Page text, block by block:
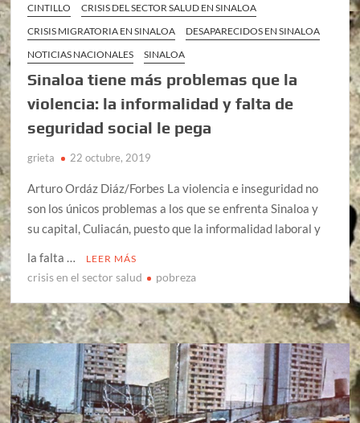
CINTILLO
CRISIS DEL SECTOR SALUD EN SINALOA
CRISIS MIGRATORIA EN SINALOA
DESAPARECIDOS EN SINALOA
NOTICIAS NACIONALES
SINALOA
Sinaloa tiene más problemas que la
violencia: la informalidad y falta de
seguridad social le pega
grieta 22 octubre, 2019
Arturo Ordáz Diáz/Forbes La violencia e inseguridad no
son los únicos problemas a los que se enfrenta Sinaloa y
su capital, Culiacán, puesto que la informalidad laboral y
la falta …
LEER MÁS
crisis en el sector salud pobreza